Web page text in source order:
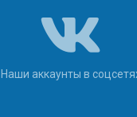
Наши аккаунты в